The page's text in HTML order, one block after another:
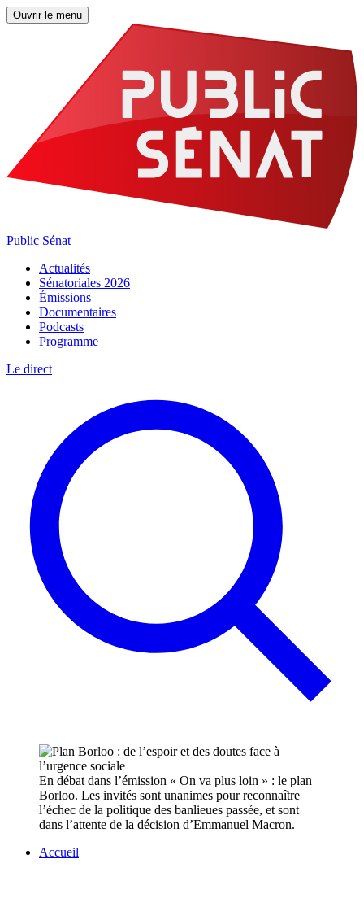
Ouvrir le menu
Public Sénat
Actualités
Sénatoriales 2026
Émissions
Documentaires
Podcasts
Programme
Le direct
En débat dans l’émission « On va plus loin » : le plan
Borloo. Les invités sont unanimes pour reconnaître
l’échec de la politique des banlieues passée, et sont
dans l’attente de la décision d’Emmanuel Macron.
Accueil